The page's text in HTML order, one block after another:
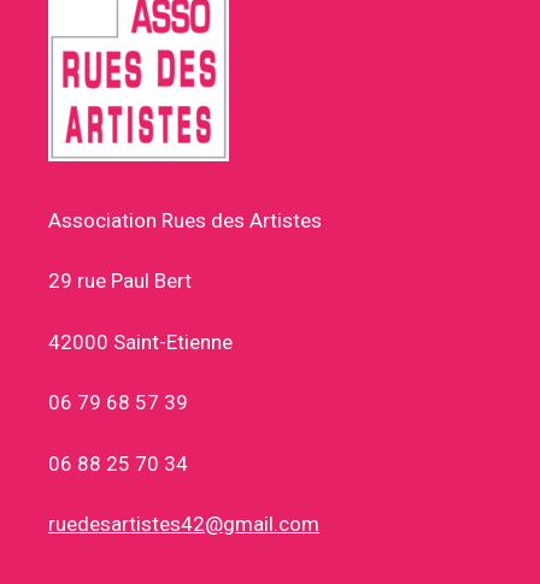
Association Rues des Artistes
29 rue Paul Bert
42000 Saint-Etienne
06 79 68 57 39
06 88 25 70 34
ruedesartistes42@gmail.com